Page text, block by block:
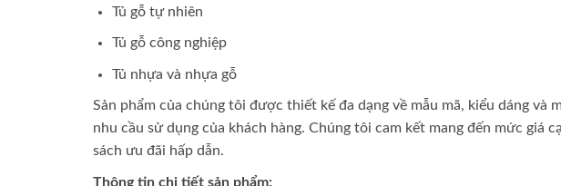
Tủ gỗ tự nhiên
Tủ gỗ công nghiệp
Tủ nhựa và nhựa gỗ
Sản phẩm của chúng tôi được thiết kế đa dạng về mẫu mã, kiểu dáng và
nhu cầu sử dụng của khách hàng. Chúng tôi cam kết mang đến mức giá
sách ưu đãi hấp dẫn.
Thông tin chi tiết sản phẩm: